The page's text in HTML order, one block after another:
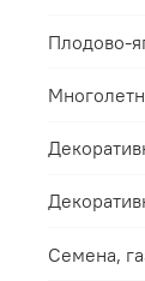
Плодово-
Семена,